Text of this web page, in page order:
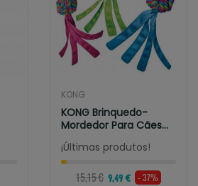
KONG
KONG Brinquedo-
Mordedor Para Cães
Wubba Ondas
¡Últimas produtos!
15,15 € 9,49 € - 37%